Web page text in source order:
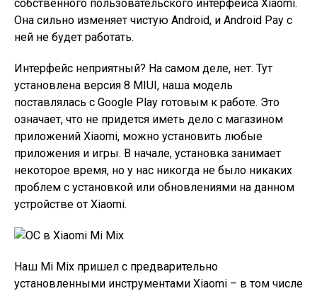
собственного пользовательского интерфейса Xiaomi.
Она сильно изменяет чистую Android, и Android Pay с
ней не будет работать.
Интерфейс неприятный? На самом деле, нет. Тут
установлена версия 8 MIUI, наша модель
поставлялась с Google Play готовым к работе. Это
означает, что не придется иметь дело с магазином
приложений Xiaomi, можно установить любые
приложения и игры. В начале, установка занимает
некоторое время, но у нас никогда не было никаких
проблем с установкой или обновлениями на данном
устройстве от Xiaomi.
Наш Mi Mix пришел с предварительно
установленными инструментами Xiaomi – в том числе